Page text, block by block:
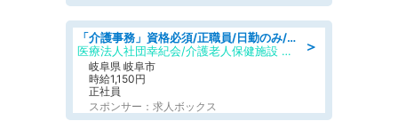
＞
「介護事務」資格必須/正職員/日勤のみ/介護老人保健施設
医療法人社団幸紀会/介護老人保健施設 グリーンビラ安江
岐阜県 岐阜市
時給1,150円
正社員
スポンサー：求人ボックス